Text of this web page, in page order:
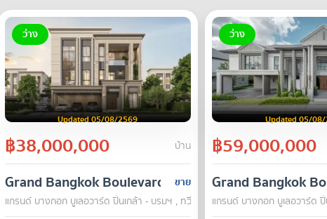
- Borom
, กรุงเทพ
ว่าง
Updated 05/08/2569
฿38,000,000 บ้าน
ขาย
Grand Bangkok Boulevard Pinklao - Borom
แกรนด์ บางกอก บูเลอวาร์ด ปิ่นเกล้า - บรมฯ , ทวีวัฒนา , กรุงเทพ
ว่าง
Updated 05/
฿59,000,000
Grand Bangkok
แกรนด์ บางกอก บูเลอวาร์ด